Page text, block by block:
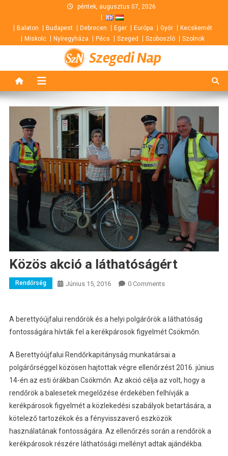
content
péntek, augusztus 07, 2026
Balaton Budapest Debrecen Eger Európa Győr
Kecskemét
Miskolc
Nyíregyháza Pécs Szeged Szoboszló Szolnok
Szegedi Nap
Közös akció a láthatóságért
Rendőrség Június 15, 2016 0 Comments
A berettyóújfalui rendőrök és a helyi polgárőrök a láthatóság
fontosságára hívták fel a kerékpárosok figyelmét Csökmőn.
A Berettyóújfalui Rendőrkapitányság munkatársai a
polgárőrséggel közösen hajtottak végre ellenőrzést 2016. június
14-én az esti órákban Csökmőn. Az akció célja az volt, hogy a
rendőrök a balesetek megelőzése érdekében felhívják a
kerékpárosok figyelmét a közlekedési szabályok betartására, a
kötelező tartozékok és a fényvisszaverő eszközök
használatának fontosságára. Az ellenőrzés során a rendőrök a
kerékpárosok részére láthatósági mellényt adtak ajándékba.